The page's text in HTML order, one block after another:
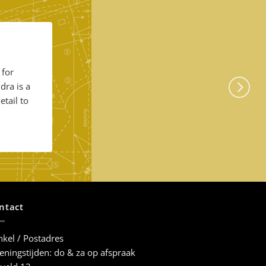
for
is a
to
/ Postadres
do & za op afspraak